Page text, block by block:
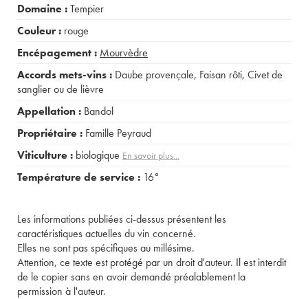
Domaine :Tempier
Couleur : rouge
Encépagement : Mourvèdre
Accords mets-vins : Daube provençale, Faisan rôti, Civet de
sanglier ou de lièvre
Appellation : Bandol
Propriétaire : Famille Peyraud
Viticulture : biologique En savoir plus...
Température de service : 16°
Les informations publiées ci-dessus présentent les
caractéristiques actuelles du vin concerné.
Elles ne sont pas spécifiques au millésime.
Attention, ce texte est protégé par un droit d'auteur. Il est interdit
de le copier sans en avoir demandé préalablement la
permission à l'auteur.